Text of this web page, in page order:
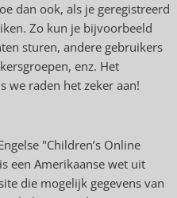
dan ook, als je geregistreerd
Zo kun je bijvoorbeeld
sturen, andere gebruikers
enz. Het
we raden het zeker aan!
"Children’s Online
een Amerikaanse wet uit
die mogelijk gegevens van